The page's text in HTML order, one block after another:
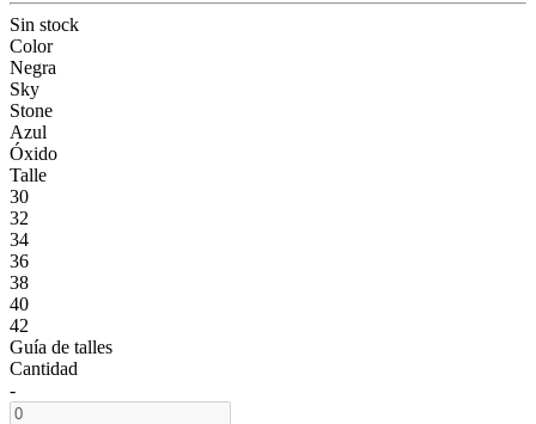
Sin stock
Color
Negra
Sky
Stone
Azul
Óxido
Talle
30
32
34
36
38
40
42
Guía de talles
Cantidad
-